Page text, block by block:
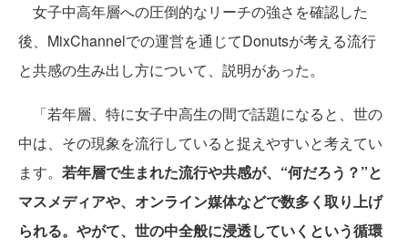
女子中高年層への圧倒的なリーチの強さを確認した
後、MixChannelでの運営を通じてDonutsが考える流行
と共感の生み出し方について、説明があった。
「若年層、特に女子中高生の間で話題になると、世の
中は、その現象を流行していると捉えやすいと考えてい
ます。 若年層で生まれた流行や共感が、“何だろう？”と
マスメディアや、オンライン媒体などで数多く取り上げ
られる。やがて、世の中全般に浸透していくという循環